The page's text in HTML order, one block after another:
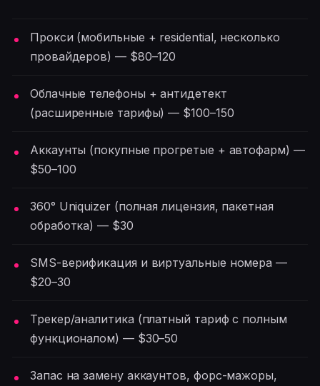
Прокси (мобильные + residential, несколько
провайдеров) — $80–120
Облачные телефоны + антидетект
(расширенные тарифы) — $100–150
Аккаунты (покупные прогретые + автофарм) —
$50–100
360° Uniquizer (полная лицензия, пакетная
обработка) — $30
SMS-верификация и виртуальные номера —
$20–30
Трекер/аналитика (платный тариф с полным
функционалом) — $30–50
Запас на замену аккаунтов, форс-мажоры,